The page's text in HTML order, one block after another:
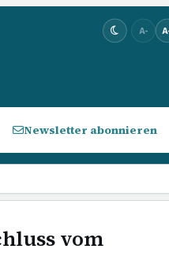
A-
Newsletter abonnieren
vom